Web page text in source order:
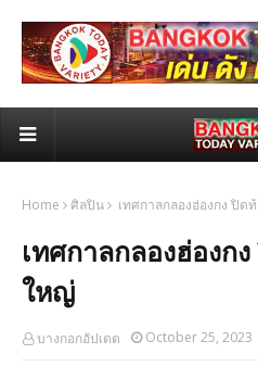
Home ศิลปิน เทศกาลกลองฮ่องกง ปิด
เทศกาลกลองฮ่องก
ใหญ่
บางกอกอัปเดต October 25, 2023